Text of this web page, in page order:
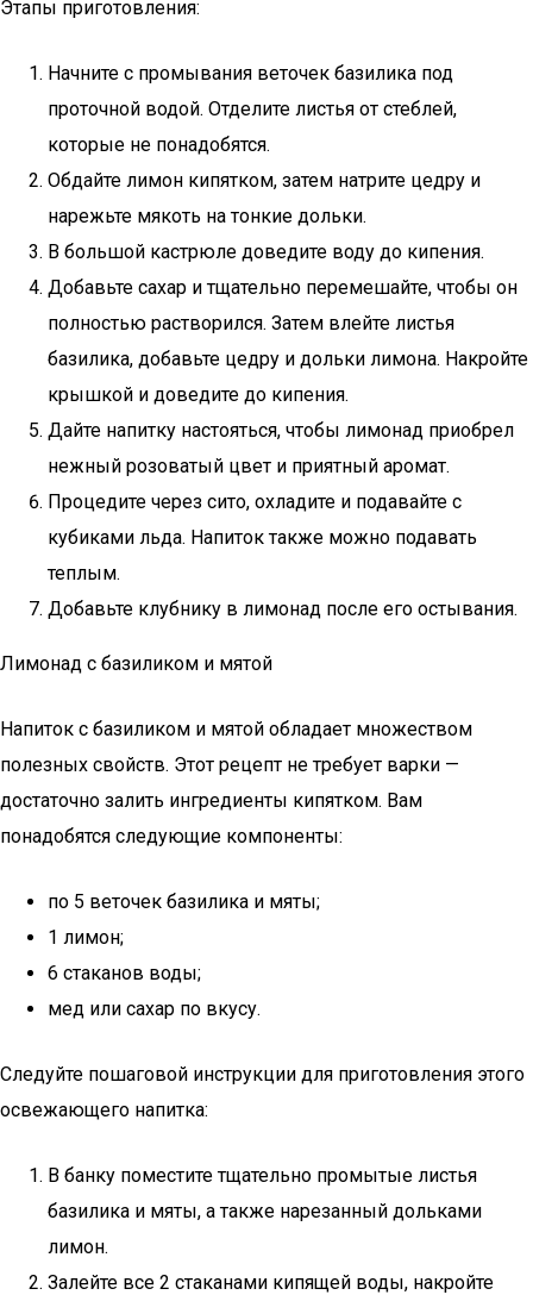
Этапы приготовления:
Начните с промывания веточек базилика под
проточной водой. Отделите листья от стеблей,
которые не понадобятся.
Обдайте лимон кипятком, затем натрите цедру и
нарежьте мякоть на тонкие дольки.
В большой кастрюле доведите воду до кипения.
Добавьте сахар и тщательно перемешайте, чтобы он
полностью растворился. Затем влейте листья
базилика, добавьте цедру и дольки лимона. Накройте
крышкой и доведите до кипения.
Дайте напитку настояться, чтобы лимонад приобрел
нежный розоватый цвет и приятный аромат.
Процедите через сито, охладите и подавайте с
кубиками льда. Напиток также можно подавать
теплым.
Добавьте клубнику в лимонад после его остывания.
Лимонад с базиликом и мятой
Напиток с базиликом и мятой обладает множеством
полезных свойств. Этот рецепт не требует варки —
достаточно залить ингредиенты кипятком. Вам
понадобятся следующие компоненты:
по 5 веточек базилика и мяты;
1 лимон;
6 стаканов воды;
мед или сахар по вкусу.
Следуйте пошаговой инструкции для приготовления этого
освежающего напитка:
В банку поместите тщательно промытые листья
базилика и мяты, а также нарезанный дольками
лимон.
Залейте все 2 стаканами кипящей воды, накройте